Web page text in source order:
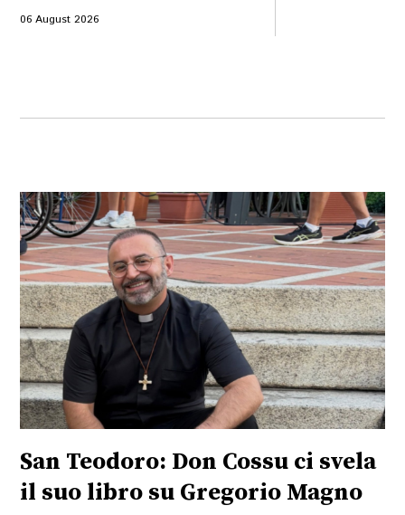
06 August 2026
San Teodoro: Don Cossu ci svela
il suo libro su Gregorio Magno